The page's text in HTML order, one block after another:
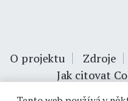
O projektu Zdroje
Jak citovat